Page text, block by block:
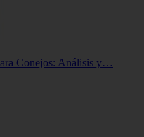
Conejos: Análisis y…